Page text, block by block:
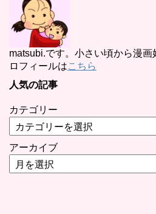
matsubi.です。小さい頃から漫
ロフィールはこちら
人気の記事
カテゴリー
アーカイブ